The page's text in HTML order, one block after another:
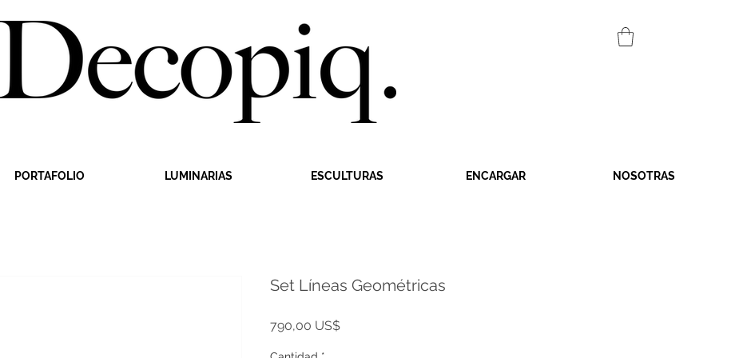
PORTAFOLIO LUMINARIAS ESCULTURAS ENCARGAR NOSOTRAS
Set Líneas Geométricas
790,00 US$Precio